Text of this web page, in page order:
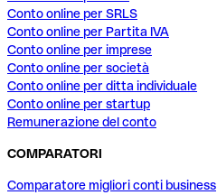
Conto online per SRLS
Conto online per Partita IVA
Conto online per imprese
Conto online per società
Conto online per ditta individuale
Conto online per startup
Remunerazione del conto
COMPARATORI
Comparatore migliori conti business